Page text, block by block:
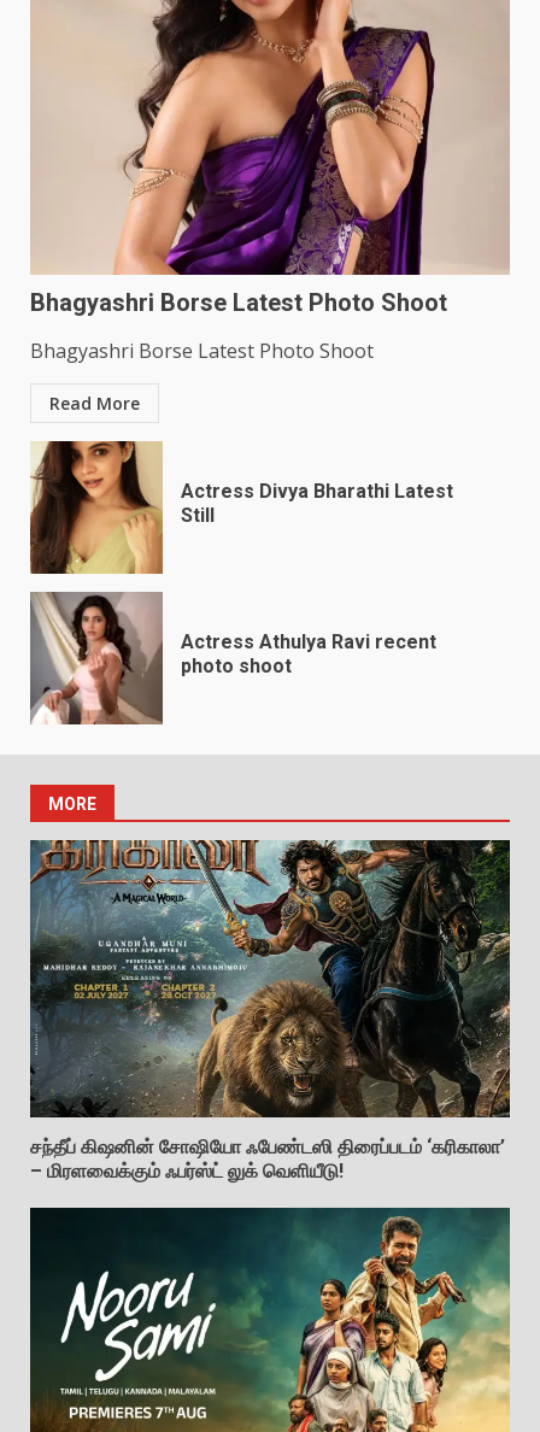
Bhagyashri Borse Latest Photo Shoot
Bhagyashri Borse Latest Photo Shoot
Read More
Actress Divya Bharathi Latest
Still
Actress Athulya Ravi recent
photo shoot
MORE
சந்தீப் கிஷனின் சோஷியோ ஃபேண்டஸி திரைப்படம் ‘கரிகாலா’
– மிரளவைக்கும் ஃபர்ஸ்ட் லுக் வெளியீடு!